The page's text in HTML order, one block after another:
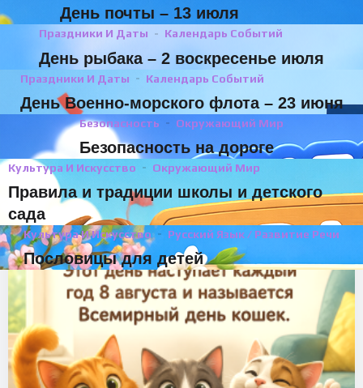
День почты – 13 июля
Праздники И Даты Календарь Событий
День рыбака – 2 воскресенье июля
Праздники И Даты Календарь Событий
День Военно-морского флота – 23 июня
Безопасность Окружающий Мир
Безопасность на дороге
Культура И Искусство Окружающий Мир
Правила и традиции школы и детского
сада
Культура И Искусство Русский Язык / Развитие Речи
Пословицы для детей